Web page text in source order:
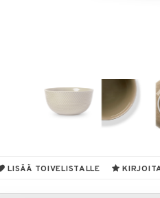
LISÄÄ TOIVELISTALLE